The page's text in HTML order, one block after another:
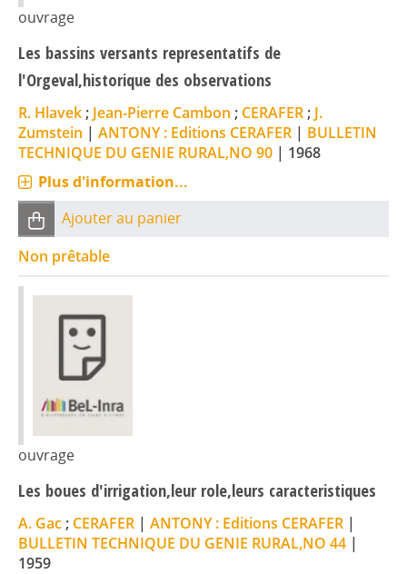
ouvrage
Les bassins versants representatifs de
l'Orgeval,historique des observations
R. Hlavek ; Jean-Pierre Cambon ; CERAFER ; J.
Zumstein | ANTONY : Editions CERAFER | BULLETIN
TECHNIQUE DU GENIE RURAL,NO 90 | 1968
Plus d'information...
Ajouter au panier
Non prêtable
ouvrage
Les boues d'irrigation,leur role,leurs caracteristiques
A. Gac ; CERAFER | ANTONY : Editions CERAFER |
BULLETIN TECHNIQUE DU GENIE RURAL,NO 44 |
1959